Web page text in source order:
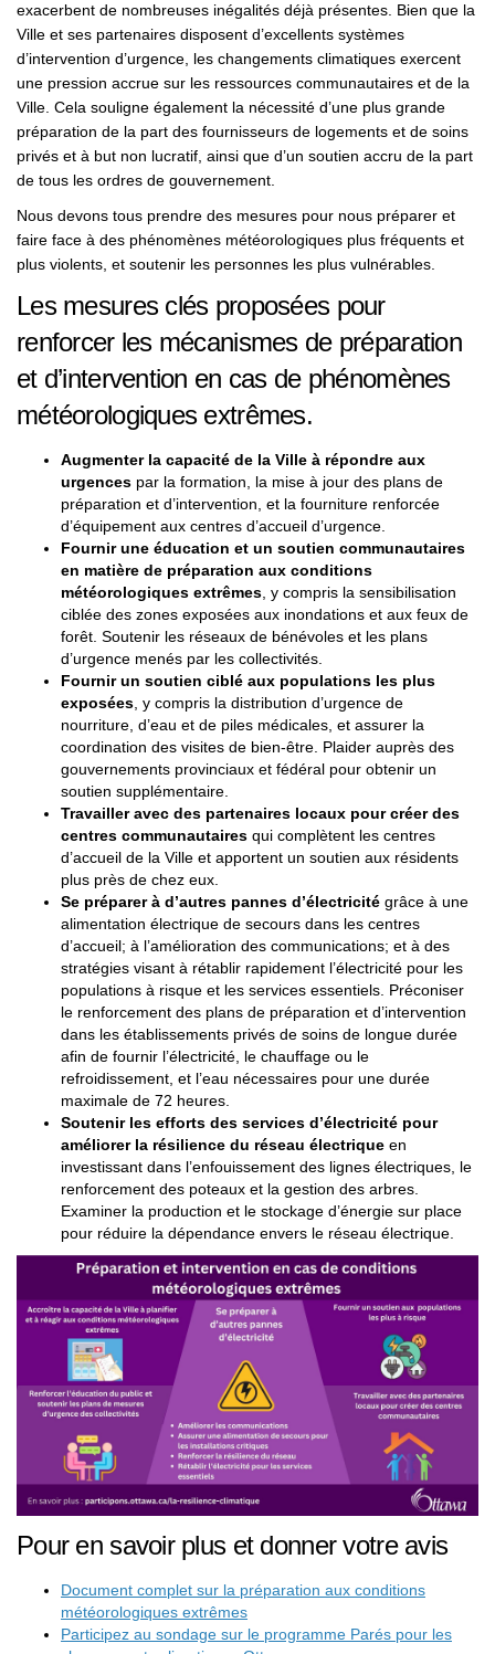
exacerbent de nombreuses inégalités déjà présentes. Bien que la
Ville et ses partenaires disposent d’excellents systèmes
d’intervention d’urgence, les changements climatiques exercent
une pression accrue sur les ressources communautaires et de la
Ville. Cela souligne également la nécessité d’une plus grande
préparation de la part des fournisseurs de logements et de soins
privés et à but non lucratif, ainsi que d’un soutien accru de la part
de tous les ordres de gouvernement.
Nous devons tous prendre des mesures pour nous préparer et
faire face à des phénomènes météorologiques plus fréquents et
plus violents, et soutenir les personnes les plus vulnérables.
Les mesures clés proposées pour
renforcer les mécanismes de préparation
et d’intervention en cas de phénomènes
météorologiques extrêmes.
Augmenter la capacité de la Ville à répondre aux
urgences par la formation, la mise à jour des plans de
préparation et d’intervention, et la fourniture renforcée
d’équipement aux centres d’accueil d’urgence.
Fournir une éducation et un soutien communautaires
en matière de préparation aux conditions
météorologiques extrêmes, y compris la sensibilisation
ciblée des zones exposées aux inondations et aux feux de
forêt. Soutenir les réseaux de bénévoles et les plans
d’urgence menés par les collectivités.
Fournir un soutien ciblé aux populations les plus
exposées, y compris la distribution d’urgence de
nourriture, d’eau et de piles médicales, et assurer la
coordination des visites de bien-être. Plaider auprès des
gouvernements provinciaux et fédéral pour obtenir un
soutien supplémentaire.
Travailler avec des partenaires locaux pour créer des
centres communautaires qui complètent les centres
d’accueil de la Ville et apportent un soutien aux résidents
plus près de chez eux.
Se préparer à d’autres pannes d’électricité grâce à une
alimentation électrique de secours dans les centres
d’accueil; à l’amélioration des communications; et à des
stratégies visant à rétablir rapidement l’électricité pour les
populations à risque et les services essentiels. Préconiser
le renforcement des plans de préparation et d’intervention
dans les établissements privés de soins de longue durée
afin de fournir l’électricité, le chauffage ou le
refroidissement, et l’eau nécessaires pour une durée
maximale de 72 heures.
Soutenir les efforts des services d’électricité pour
améliorer la résilience du réseau électrique en
investissant dans l’enfouissement des lignes électriques, le
renforcement des poteaux et la gestion des arbres.
Examiner la production et le stockage d’énergie sur place
pour réduire la dépendance envers le réseau électrique.
Pour en savoir plus et donner votre avis
Document complet sur la préparation aux conditions
météorologiques extrêmes
Participez au sondage sur le programme Parés pour les